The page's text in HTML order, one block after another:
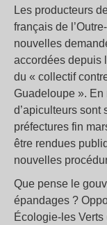
Les producteurs
français de
nouvelles
accordées depuis
du « collectif
Guadeloupe ».
d’apiculteurs sont
préfectures fin
être rendues
nouvelles
Que pense le
épandages ?
Écologie-les Verts